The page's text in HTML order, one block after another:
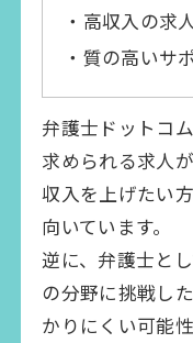
・高収入の求
・質の高いサ
弁護士ドットコ
求められる求人
収入を上げたい
向いています。
逆に、弁護士と
の分野に挑戦し
かりにくい可能